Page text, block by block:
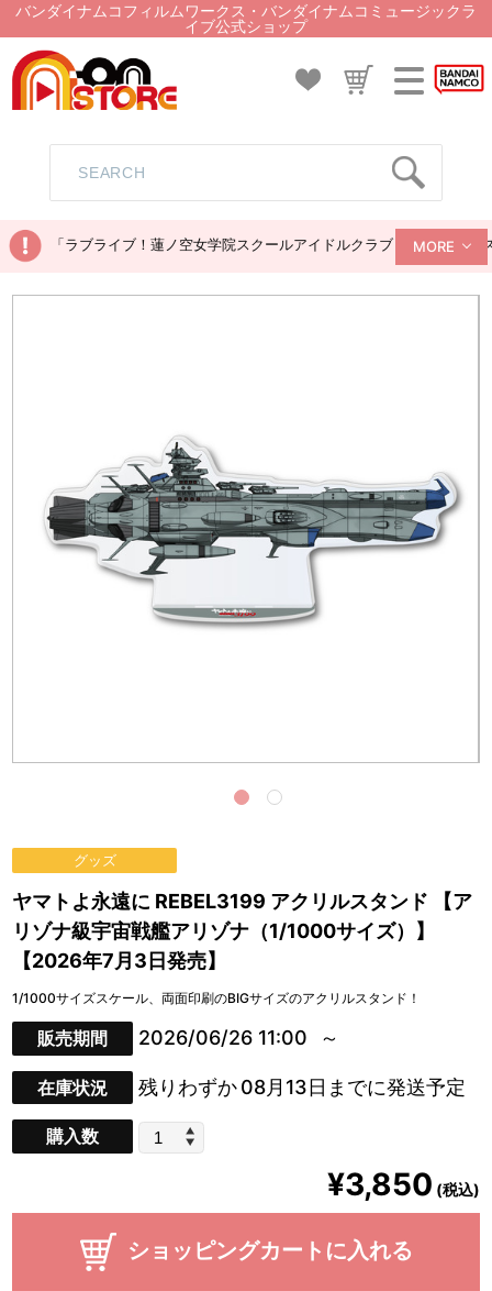
バンダイナムコフィルムワークス・バンダイナムコミュージックラ
イブ公式ショップ
「ラブライブ！蓮ノ空女学院スクールアイドルクラブ ぬいぐるみ
MORE
グッズ
ヤマトよ永遠に REBEL3199 アクリルスタンド 【ア
リゾナ級宇宙戦艦アリゾナ（1/1000サイズ）】
【2026年7月3日発売】
1/1000サイズスケール、両面印刷のBIGサイズのアクリルスタンド！
販売期間 2026/06/26 11:00
在庫状況 残りわずか 08月13日までに発送予定
購入数
¥3,850 (税込)
ショッピングカートに入れる